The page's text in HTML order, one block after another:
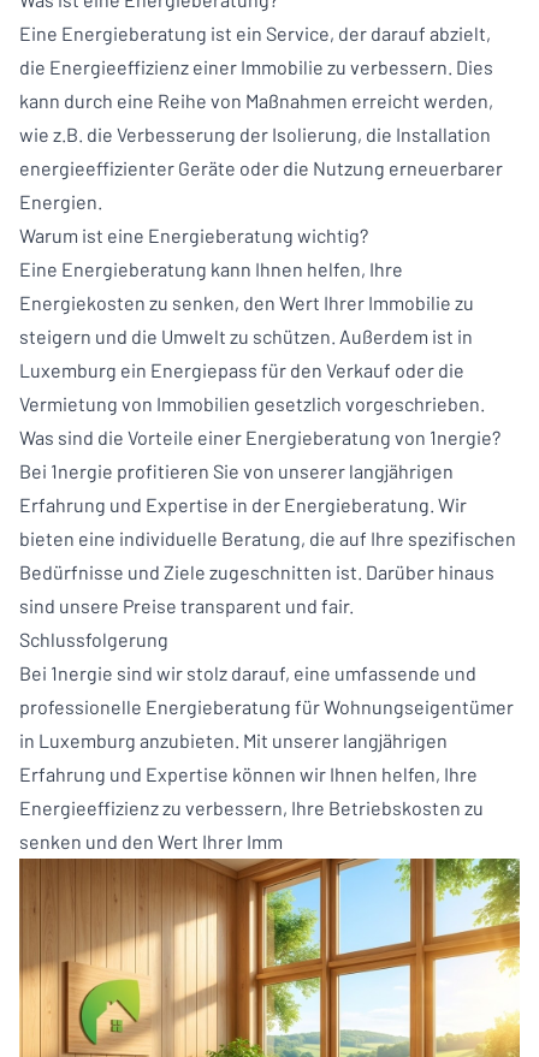
Eine Energieberatung ist ein Service, der darauf abzielt,
die Energieeffizienz einer Immobilie zu verbessern. Dies
kann durch eine Reihe von Maßnahmen erreicht werden,
wie z.B. die Verbesserung der Isolierung, die Installation
energieeffizienter Geräte oder die Nutzung erneuerbarer
Energien.
Warum ist eine Energieberatung wichtig?
Eine Energieberatung kann Ihnen helfen, Ihre
Energiekosten zu senken, den Wert Ihrer Immobilie zu
steigern und die Umwelt zu schützen. Außerdem ist in
Luxemburg ein Energiepass für den Verkauf oder die
Vermietung von Immobilien gesetzlich vorgeschrieben.
Was sind die Vorteile einer Energieberatung von 1nergie?
Bei 1nergie profitieren Sie von unserer langjährigen
Erfahrung und Expertise in der Energieberatung. Wir
bieten eine individuelle Beratung, die auf Ihre spezifischen
Bedürfnisse und Ziele zugeschnitten ist. Darüber hinaus
sind unsere Preise transparent und fair.
Schlussfolgerung
Bei 1nergie sind wir stolz darauf, eine umfassende und
professionelle Energieberatung für Wohnungseigentümer
in Luxemburg anzubieten. Mit unserer langjährigen
Erfahrung und Expertise können wir Ihnen helfen, Ihre
Energieeffizienz zu verbessern, Ihre Betriebskosten zu
senken und den Wert Ihrer Imm